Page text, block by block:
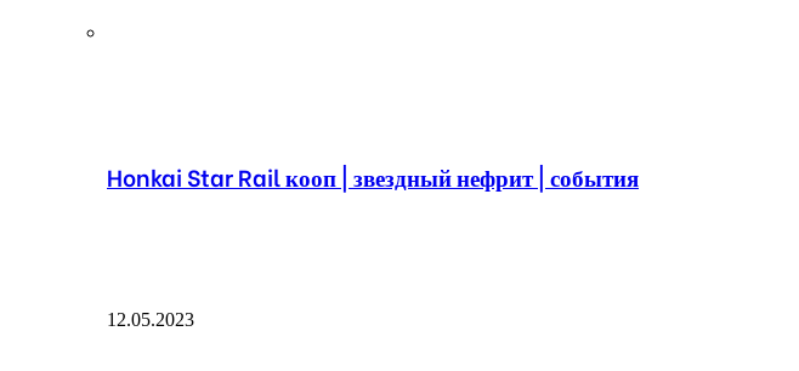
Honkai Star Rail кооп | звездный нефрит | события
12.05.2023